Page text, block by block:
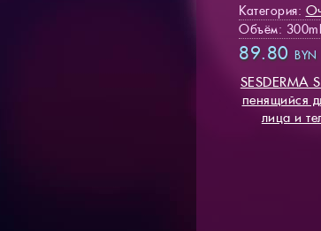
Категория:
Объём: 300ml
89.80 BYN
SESDERMA
пенящийся
лица и